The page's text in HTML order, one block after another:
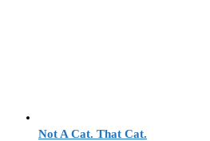
Not A Cat. That Cat.